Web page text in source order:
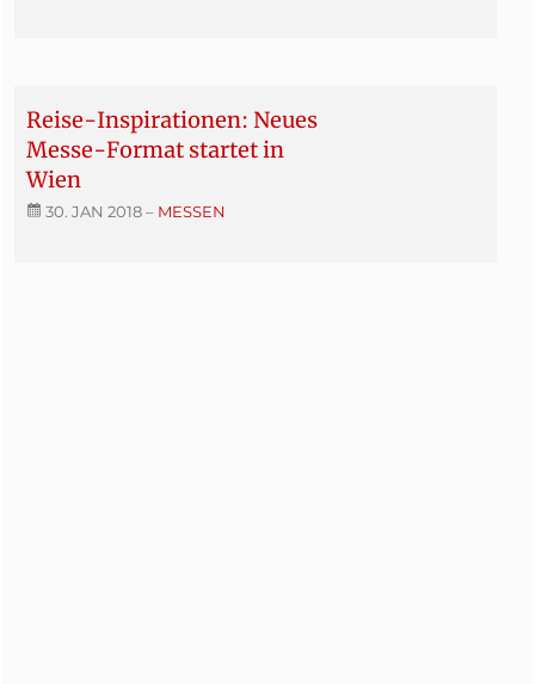
Reise-Inspirationen: Neues
Messe-Format startet in
Wien
30. JAN 2018– MESSEN